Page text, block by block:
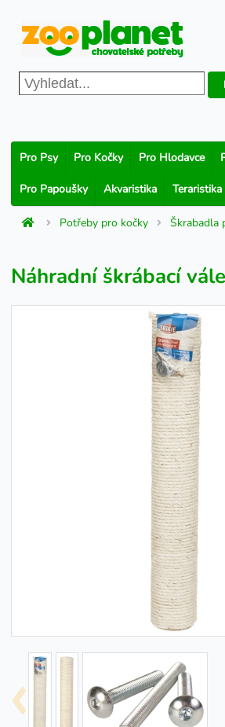
Pro Psy Pro Kočky Pro Hlodavce
Pro Papoušky Akvaristika Teraristika
Potřeby pro kočky Škrabadla
Náhradní škrábací